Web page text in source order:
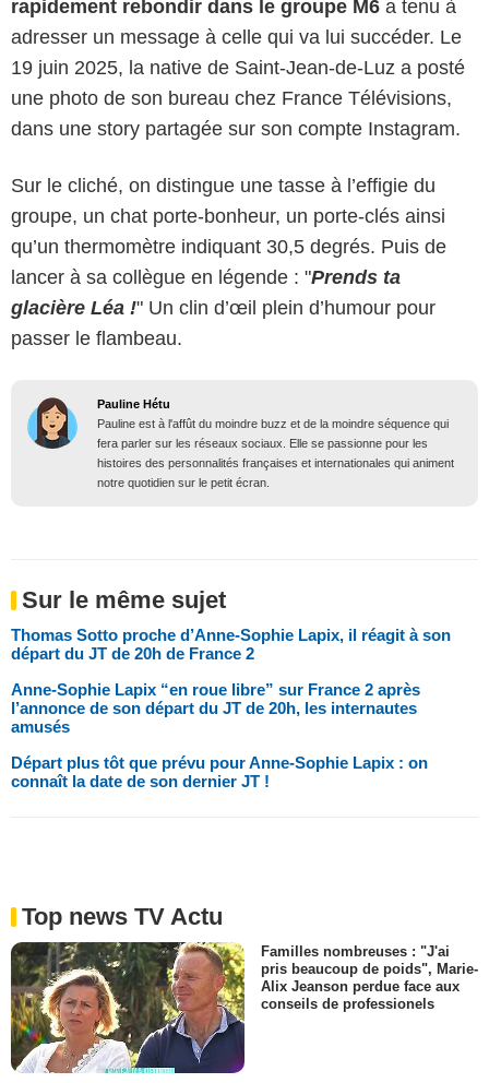
rapidement rebondir dans le groupe M6 a tenu à
adresser un message à celle qui va lui succéder. Le
19 juin 2025, la native de Saint-Jean-de-Luz a posté
une photo de son bureau chez France Télévisions,
dans une story partagée sur son compte Instagram.
Sur le cliché, on distingue une tasse à l’effigie du
groupe, un chat porte-bonheur, un porte-clés ainsi
qu’un thermomètre indiquant 30,5 degrés. Puis de
lancer à sa collègue en légende : "Prends ta
glacière Léa !" Un clin d’œil plein d’humour pour
passer le flambeau.
Pauline Hétu
Pauline est à l'affût du moindre buzz et de la moindre séquence qui
fera parler sur les réseaux sociaux. Elle se passionne pour les
histoires des personnalités françaises et internationales qui animent
notre quotidien sur le petit écran.
Sur le même sujet
Thomas Sotto proche d’Anne-Sophie Lapix, il réagit à son
départ du JT de 20h de France 2
Anne-Sophie Lapix “en roue libre” sur France 2 après
l’annonce de son départ du JT de 20h, les internautes
amusés
Départ plus tôt que prévu pour Anne-Sophie Lapix : on
connaît la date de son dernier JT !
Top news TV Actu
Familles nombreuses : "J'ai
pris beaucoup de poids", Marie-
Alix Jeanson perdue face aux
conseils de professionels